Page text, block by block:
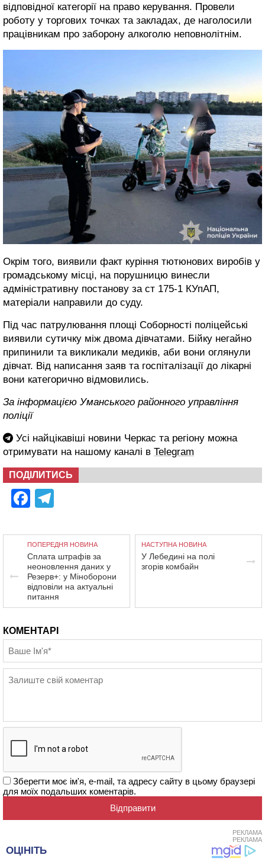
відповідної категорії на право керування. Провели
роботу у торгових точках та закладах, де наголосили
працівникам про заборону алкоголю неповнолітнім.
Окрім того, виявили факт куріння тютюнових виробів у
громадському місці, на порушницю винесли
адміністративну постанову за ст 175-1 КУпАП,
матеріали направили до суду.
Під час патрулювання площі Соборності поліцейські
виявили сутичку між двома дівчатами. Бійку негайно
припинили та викликали медиків, аби вони оглянули
дівчат. Від написання заяв та госпіталізації до лікарні
вони категорично відмовились.
За інформацією Уманського районного управління
поліції
Усі найцікавіші новини Черкас та регіону можна
отримувати на нашому каналі в Telegram
ПОДІЛИТИСЬ
Facebook
ПОПЕРЕДНЯ НОВИНА
Сплата штрафів за
неоновлення даних у
Резерв+: у Міноборони
відповіли на актуальні
питання
НАСТУПНА НОВИНА
У Лебедині на полі
згорів комбайн
КОМЕНТАРІ
Зберегти моє ім'я, e-mail, та адресу сайту в цьому браузері
для моїх подальших коментарів.
РЕКЛАМА
РЕКЛАМА